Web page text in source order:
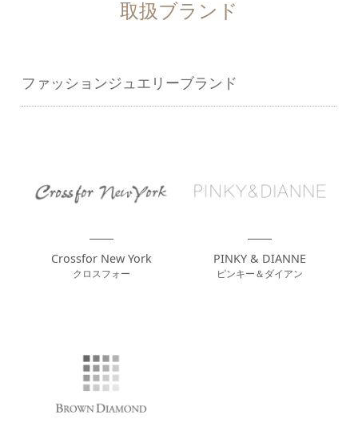
取扱ブランド
ファッションジュエリーブランド
Crossfor New York
クロスフォー
PINKY & DIANNE
ピンキー＆ダイアン